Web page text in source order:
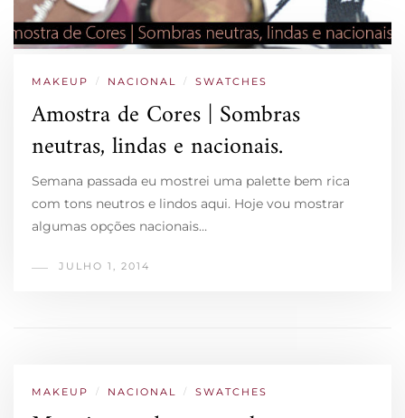
MAKEUP / NACIONAL / SWATCHES
Amostra de Cores | Sombras
neutras, lindas e nacionais.
Semana passada eu mostrei uma palette bem rica
com tons neutros e lindos aqui. Hoje vou mostrar
algumas opções nacionais…
JULHO 1, 2014
MAKEUP / NACIONAL / SWATCHES